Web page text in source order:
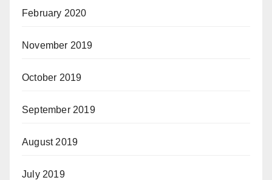
February 2020
November 2019
October 2019
September 2019
August 2019
July 2019